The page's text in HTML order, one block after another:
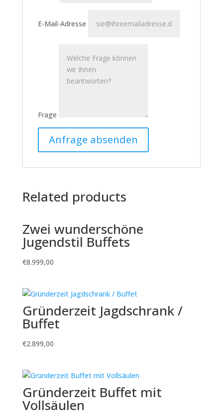
E-Mail-Adresse
Frage
Related products
Zwei wunderschöne
Jugendstil Buffets
€8.999,00
Gründerzeit Jagdschrank /
Buffet
€2.899,00
Gründerzeit Buffet mit
Vollsäulen